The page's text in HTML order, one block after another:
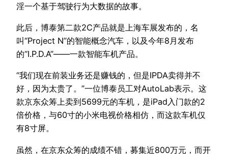
淫一个基于驾驶行为大数据的故事。
此后，博泰第二款2C产品就是上海车展发布的，名
叫“Project N”的智能概念汽车，以及今年8月发布
的“I.P.D.A”——一款智能车机产品。
“我们现在前装业务还是赚钱的，但是IPDA卖得并不
好，因为太贵了。”一位博泰员工对AutoLab表示。这
款京东众筹上卖到5699元的车机，是iPad入门款的2
倍价格，与60寸的小米电视价格相仿，而这款车机仅
有8寸屏。
虽然，在京东众筹的成绩不错，募集近800万元，而开